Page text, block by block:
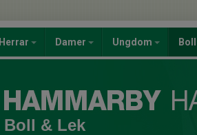
Herrar Damer Ungdom
Boll & Lek